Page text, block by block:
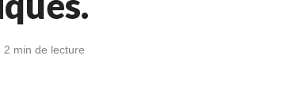
2 min de lecture